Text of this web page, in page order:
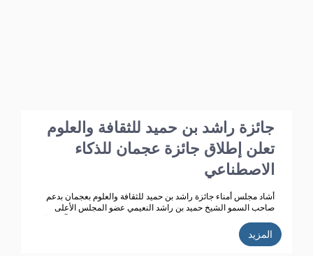
جائزة راشد بن حميد للثقافة والعلوم
تعلن إطلاق جائزة عجمان للذكاء
الاصطناعي
أشاد مجلس أمناء جائزة راشد بن حميد للثقافة والعلوم بعجمان بدعم
صاحب السمو الشيخ حميد بن راشد النعيمي عضو المجلس الأعلى
رئيسة مجلس أمناء جائزة راشد بن حميد للثقافة والعلوم ، مؤكد ين
المزيد